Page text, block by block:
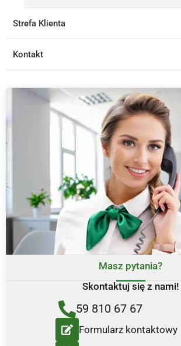
Strefa Klienta
Kontakt
Masz pytania?
Skontaktuj się z nami!
59 810 67 67
Formularz kontaktowy